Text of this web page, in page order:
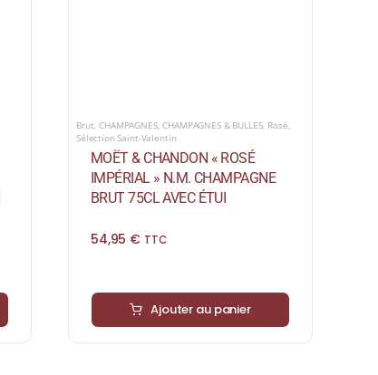
Brut ,CHAMPAGNES,CHAMPAGNES & BULLES, Rosé
Sélection Saint-Valentin
MOËT & CHANDON « ROSÉ
IMPÉRIAL » N.M. CHAMPAGNE
BRUT 75CL AVEC ÉTUI
54,95 € TTC
Ajouter au panier